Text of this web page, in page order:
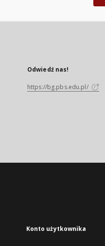
Odwiedź nas!
https://bg.pbs.edu.pl/
Konto użytkownika